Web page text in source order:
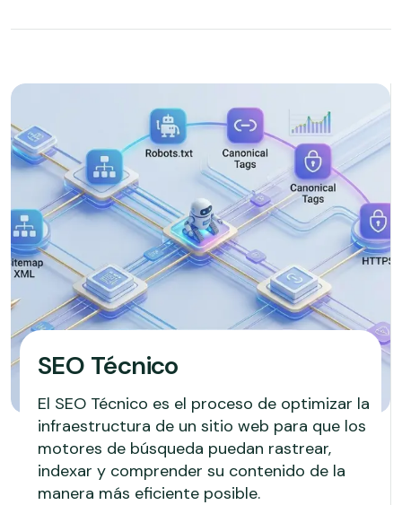
SEO Técnico
El SEO Técnico es el proceso de optimizar la
infraestructura de un sitio web para que los
motores de búsqueda puedan rastrear,
indexar y comprender su contenido de la
manera más eficiente posible.